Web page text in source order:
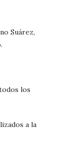
Suárez,
los
a la